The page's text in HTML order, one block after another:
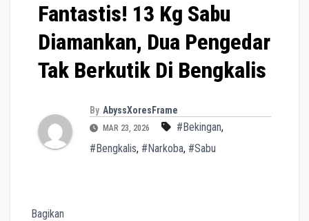
Fantastis! 13 Kg Sabu
Diamankan, Dua Pengedar
Tak Berkutik Di Bengkalis
By AbyssXoresFrame
MAR 23, 2026 #Bekingan,
#Bengkalis, #Narkoba, #Sabu
Bagikan